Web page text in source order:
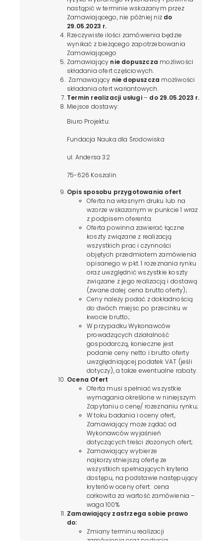
nastąpić w terminie wskazanym przez
Zamawiającego, nie później niż do
29.05.2023 r.
Rzeczywiste ilości zamówienia będzie
wynikać z bieżącego zapotrzebowania
Zamawiającego
Zamawiający nie dopuszcza możliwości
składania ofert częściowych.
Zamawiający nie dopuszcza możliwości
składania ofert wariantowych.
Termin realizacji usługi– do 29.05.2023 r.
Miejsce dostawy:
Biuro Projektu:
Fundacja Nauka dla Środowiska
ul. Andersa 32
75-626 Koszalin
Opis sposobu przygotowania ofert
Oferta na własnym druku lub na
wzorze wskazanym w punkcie 1 wraz
z podpisem oferenta.
Oferta powinna zawierać łączne
koszty związane z realizacją
wszystkich prac i czynności
objętych przedmiotem zamówienia
opisanego w pkt. 1 rozeznania rynku
oraz uwzględnić wszystkie koszty
związane z jego realizacją i dostawą
(zwane dalej: cena brutto oferty);
Ceny należy podać z dokładnością
do dwóch miejsc po przecinku w
kwocie brutto;
W przypadku Wykonawców
prowadzących działalność
gospodarczą, konieczne jest
podanie ceny netto i brutto oferty
uwzględniającej podatek VAT (jeśli
dotyczy), a także ewentualne rabaty.
Ocena Ofert
Oferta musi spełniać wszystkie
wymagania określone w niniejszym
Zapytaniu o cenę/ rozeznaniu rynku;
W toku badania i oceny ofert,
Zamawiający może żądać od
Wykonawców wyjaśnień
dotyczących treści złożonych ofert;
Zamawiający wybierze
najkorzystniejszą ofertę ze
wszystkich spełniających kryteria
dostępu, na podstawie następujący
kryteriów oceny ofert: cena
całkowita za wartość zamówienia –
waga 100%
Zamawiający zastrzega sobie prawo
do:
Zmiany terminu realizacji
zamówienia oraz podjęcia